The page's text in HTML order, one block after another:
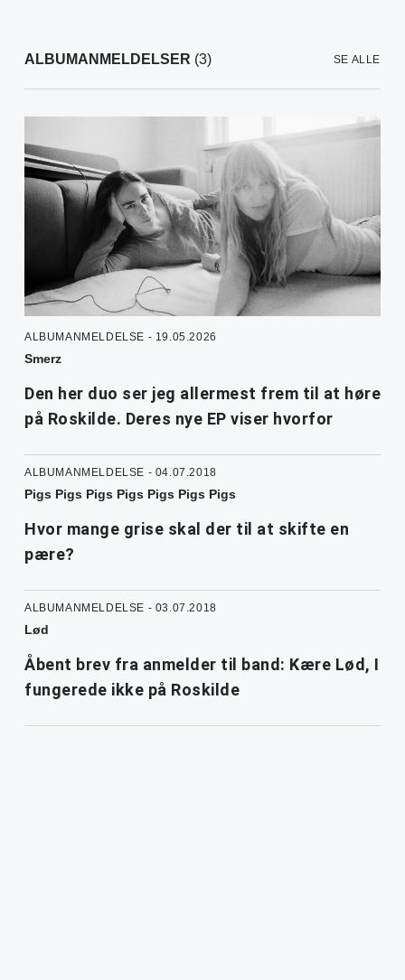
ALBUMANMELDELSER (3) SE ALLE
ALBUMANMELDELSE - 19.05.2026
Smerz
Den her duo ser jeg allermest frem til at høre
på Roskilde. Deres nye EP viser hvorfor
ALBUMANMELDELSE - 04.07.2018
Pigs Pigs Pigs Pigs Pigs Pigs Pigs
Hvor mange grise skal der til at skifte en
pære?
ALBUMANMELDELSE - 03.07.2018
Lød
Åbent brev fra anmelder til band: Kære Lød, I
fungerede ikke på Roskilde